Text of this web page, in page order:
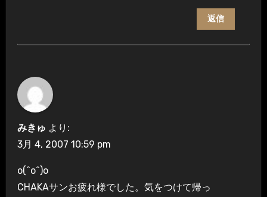
返信
みきゅ より:
3月 4, 2007 10:59 pm
o(^o^)o
CHAKAサンお疲れ様でした。気をつけて帰っ